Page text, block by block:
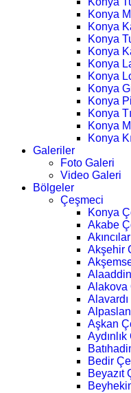
Konya
Konya
Konya
Konya
Konya
Konya
Konya
Konya
Konya
Konya
Konya
Galeriler
Foto Galeri
Video Galeri
Bölgeler
Çeşmeci
Konya
Akabe
Akşehir
Alakova
Aşkan
Bedir
Beyazıt